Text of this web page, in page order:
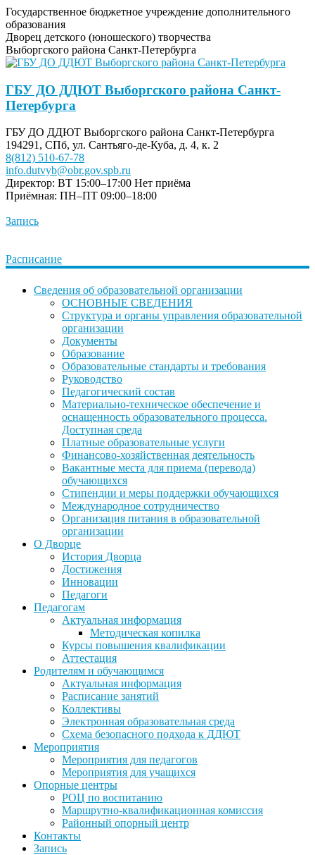
Государственное бюджетное учреждение дополнительного
образования
Дворец детского (юношеского) творчества
Выборгского района Санкт-Петербурга
ГБУ ДО ДДЮТ Выборгского района Санкт-
Петербурга
ГБУ ДО ДДЮТ Выборгского района Санкт-Петербурга
194291, СПб, ул. Сантьяго-де-Куба, д. 4, к. 2
8(812) 510-67-78
info.dutvyb@obr.gov.spb.ru
Директор: ВТ 15:00–17:00 Нет приёма
Приёмная: ПН–ПТ 09:00–18:00
Запись
Расписание
Сведения об образовательной организации
ОСНОВНЫЕ СВЕДЕНИЯ
Структура и органы управления образовательной
организации
Документы
Образование
Образовательные стандарты и требования
Руководство
Педагогический состав
Материально-техническое обеспечение и
оснащенность образовательного процесса.
Доступная среда
Платные образовательные услуги
Финансово-хозяйственная деятельность
Вакантные места для приема (перевода)
обучающихся
Стипендии и меры поддержки обучающихся
Международное сотрудничество
Организация питания в образовательной
организации
О Дворце
История Дворца
Достижения
Инновации
Педагоги
Педагогам
Актуальная информация
Методическая копилка
Курсы повышения квалификации
Аттестация
Родителям и обучающимся
Актуальная информация
Расписание занятий
Коллективы
Электронная образовательная среда
Схема безопасного подхода к ДДЮТ
Мероприятия
Мероприятия для педагогов
Мероприятия для учащихся
Опорные центры
РОЦ по воспитанию
Маршрутно-квалификационная комиссия
Районный опорный центр
Контакты
Запись